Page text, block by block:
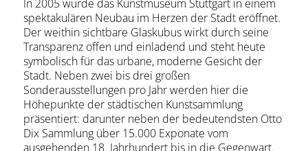
In 2005 wurde das Kunstmuseum Stuttgart in einem
spektakulären Neubau im Herzen der Stadt eröffnet.
Der weithin sichtbare Glaskubus wirkt durch seine
Transparenz offen und einladend und steht heute
symbolisch für das urbane, moderne Gesicht der
Stadt. Neben zwei bis drei großen
Sonderausstellungen pro Jahr werden hier die
Höhepunkte der städtischen Kunstsammlung
präsentiert: darunter neben der bedeutendsten Otto
Dix Sammlung über 15.000 Exponate vom
ausgehenden 18. Jahrhundert bis in die Gegenwart.